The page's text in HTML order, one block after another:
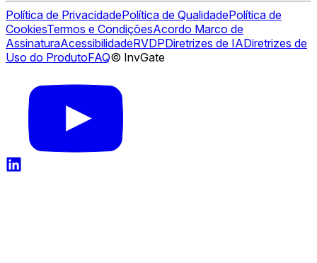
Política de PrivacidadePolítica de QualidadePolítica de
CookiesTermos e CondiçõesAcordo Marco de
AssinaturaAcessibilidadeRVDPDiretrizes de IADiretrizes de
Uso do ProdutoFAQ© InvGate